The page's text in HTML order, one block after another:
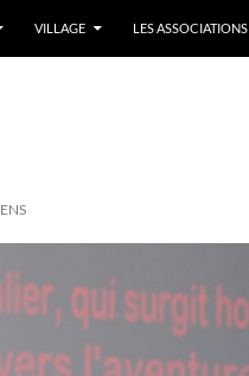
VILLAGE LES ASSOCIATIONS